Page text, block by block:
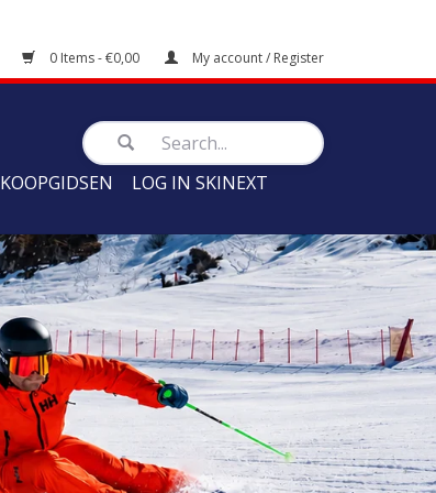
0 Items - €0,00 My account / Register
KOOPGIDSEN LOG IN SKINEXT